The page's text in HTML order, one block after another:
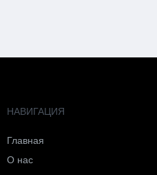
НАВИГАЦИЯ
Главная
О нас